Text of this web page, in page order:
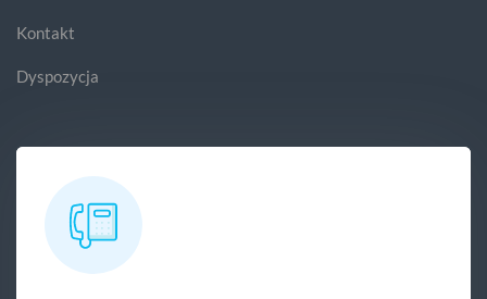
Kontakt
Dyspozycja